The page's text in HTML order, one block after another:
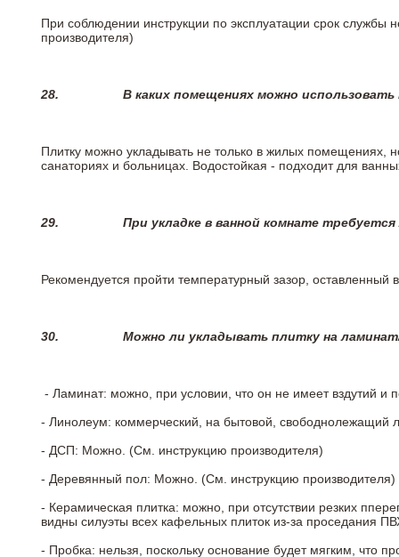
При соблюдении инструкции по эксплуатации срок
производителя)
28. В каких помещениях можно
Плитку можно укладывать не только в жилых помещениях,
санаториях и больницах. Водостойкая - подходит для
29. При укладке в ванной комнате
Рекомендуется пройти температурный зазор,
30. Можно ли укладывать плитку на
- Ламинат: можно, при условии, что он не имеет вздутий
- Линолеум: коммерческий, на бытовой, свободнолежащий
- ДСП: Можно. (См. инструкцию производителя)
- Деревянный пол: Можно. (См. инструкцию производителя)
- Керамическая плитка: можно, при отсутствии резких
видны силуэты всех кафельных плиток из-за проседания
- Пробка: нельзя, поскольку основание будет мягким, что